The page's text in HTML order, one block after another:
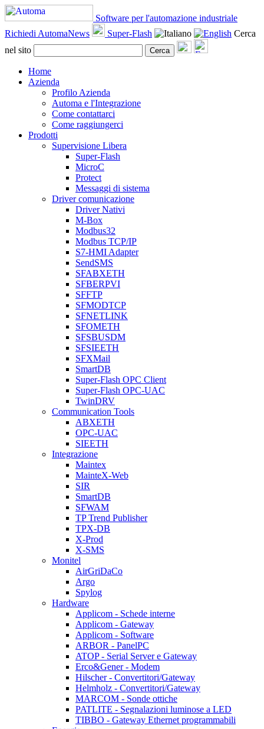
Software per l'automazione industriale
Richiedi AutomaNews
Super-Flash
Cerca
nel sito
Cerca
Home
Azienda
Profilo Azienda
Automa e l'Integrazione
Come contattarci
Come raggiungerci
Prodotti
Supervisione Libera
Super-Flash
MicroC
Protect
Messaggi di sistema
Driver comunicazione
Driver Nativi
M-Box
Modbus32
Modbus TCP/IP
S7-HMI Adapter
SendSMS
SFABXETH
SFBERPVI
SFFTP
SFMODTCP
SFNETLINK
SFOMETH
SFSBUSDM
SFSIEETH
SFXMail
SmartDB
Super-Flash OPC Client
Super-Flash OPC-UAC
TwinDRV
Communication Tools
ABXETH
OPC-UAC
SIEETH
Integrazione
Maintex
MainteX-Web
SIR
SmartDB
SFWAM
TP Trend Publisher
TPX-DB
X-Prod
X-SMS
Monitel
AirGriDaCo
Argo
Spylog
Hardware
Applicom - Schede interne
Applicom - Gateway
Applicom - Software
ARBOR - PanelPC
ATOP - Serial Server e Gateway
Erco&Gener - Modem
Hilscher - Convertitori/Gateway
Helmholz - Convertitori/Gateway
MARCOM - Sonde ottiche
PATLITE - Segnalazioni luminose a LED
TIBBO - Gateway Ethernet programmabili